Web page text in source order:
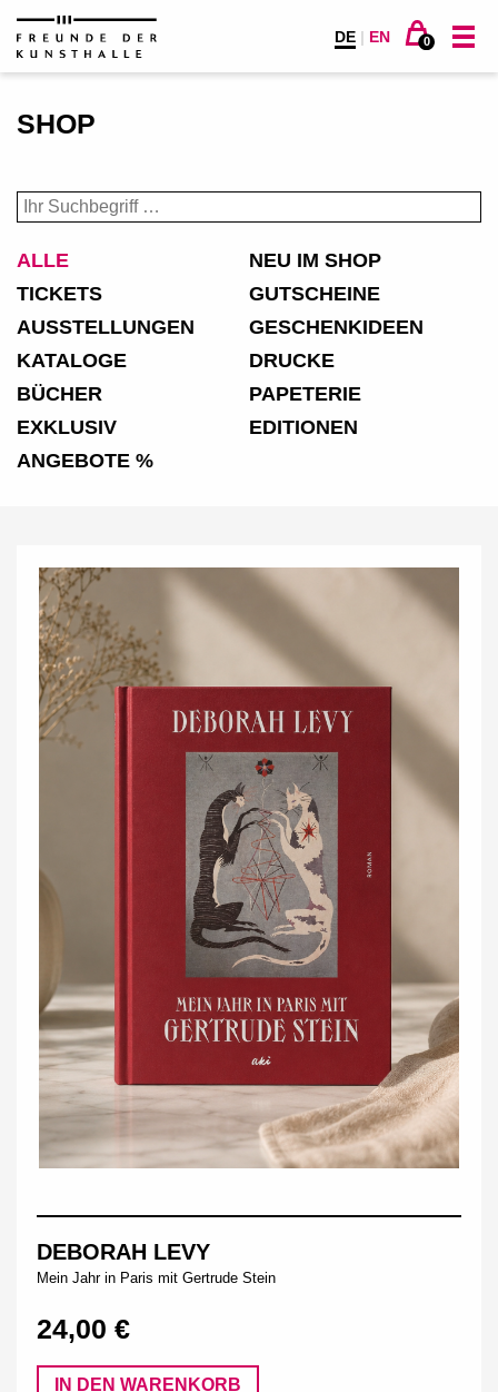
DE | EN 0
SHOP
ALLE
NEU IM SHOP
TICKETS
GUTSCHEINE
AUSSTELLUNGEN
GESCHENKIDEEN
KATALOGE
DRUCKE
BÜCHER
PAPETERIE
EXKLUSIV
EDITIONEN
ANGEBOTE %
DEBORAH LEVY
Mein Jahr in Paris mit Gertrude Stein
24,00 €
IN DEN WARENKORB